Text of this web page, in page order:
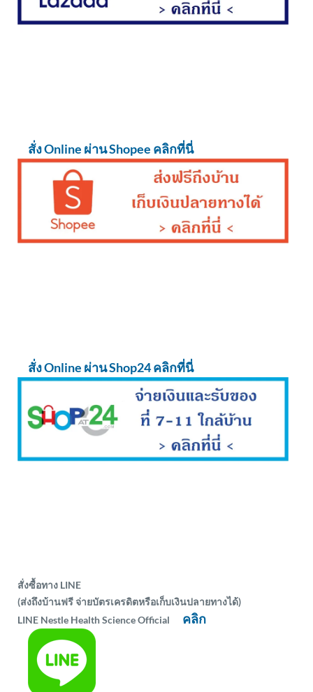
สั่ง Online ผ่าน Shopee คลิกที่นี่
สั่ง Online ผ่าน Shop24 คลิกที่นี่
สั่งซื้อทาง LINE
(ส่งถึงบ้านฟรี จ่ายบัตรเครดิตหรือเก็บเงินปลายทางได้)
LINE Nestle Health Science Official
คลิก